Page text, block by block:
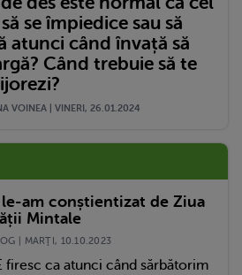
se împiedice sau să
atunci când învață să
Când trebuie să te
VOINEA | VINERI, 26.01.2024
am conștientizat de Ziua
Mintale
| MARŢI, 10.10.2023
firesc ca atunci când sărbătorim